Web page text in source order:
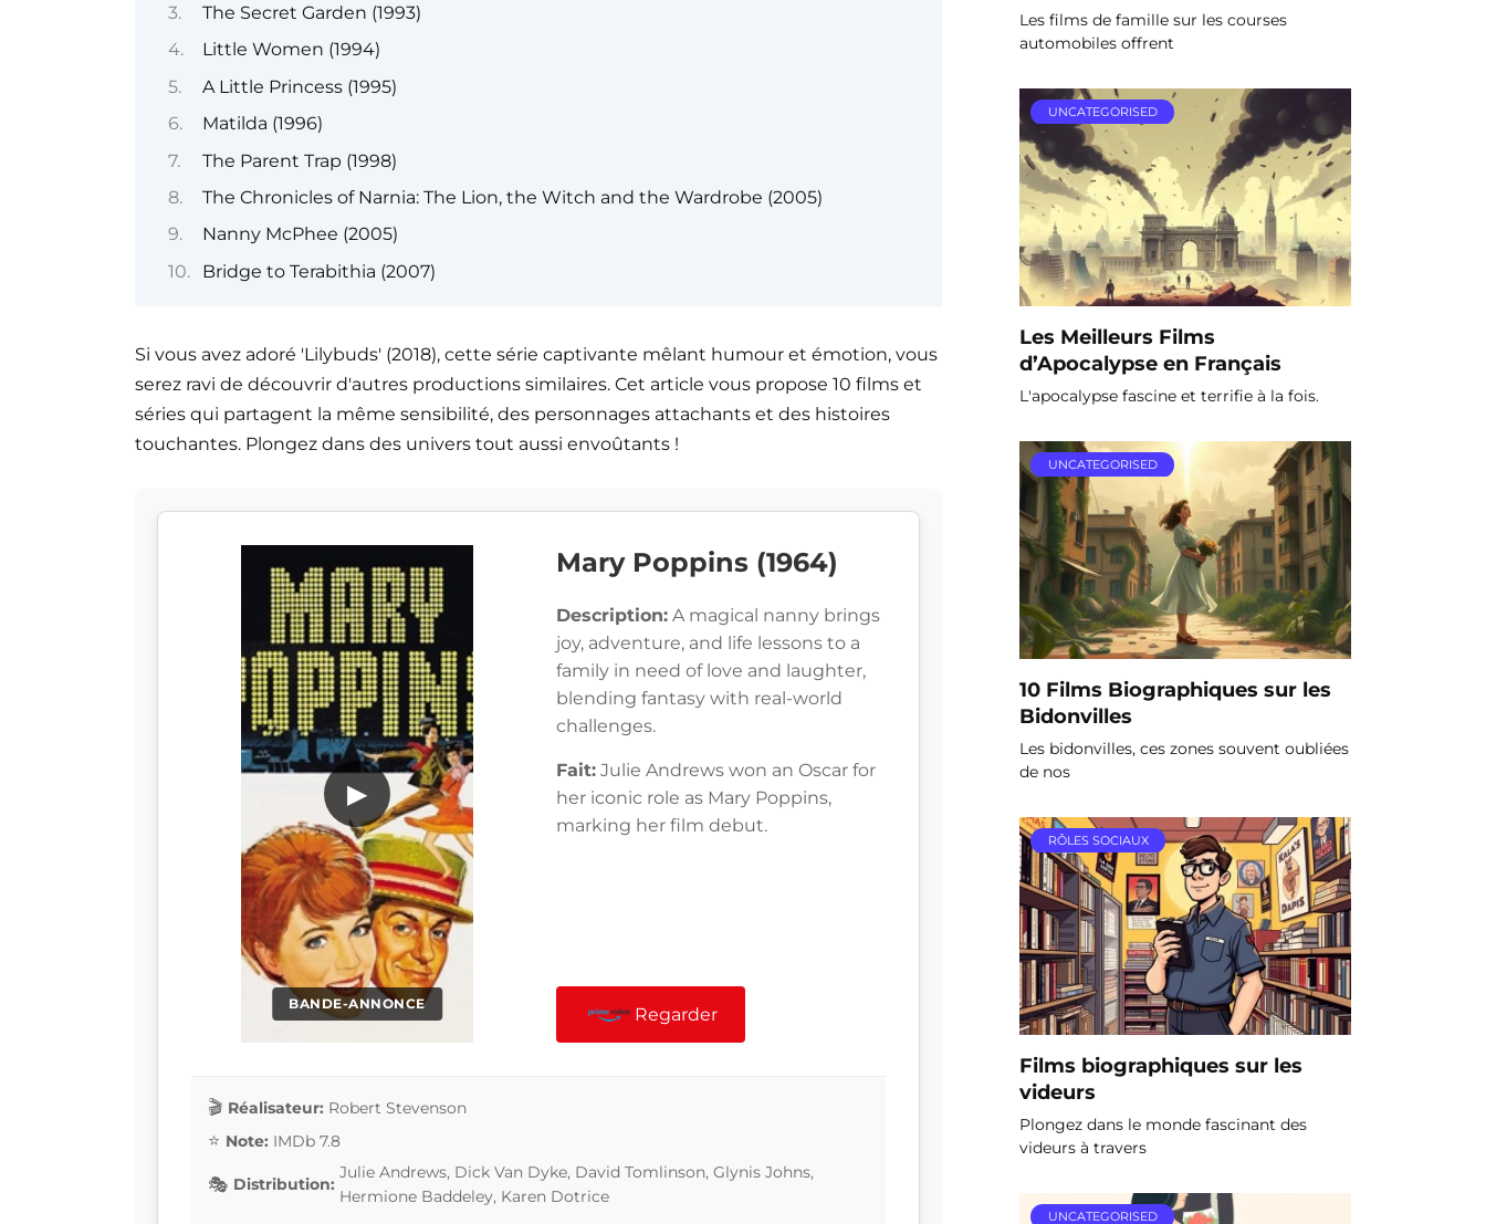
The Secret Garden (1993)
Little Women (1994)
A Little Princess (1995)
Matilda (1996)
The Parent Trap (1998)
The Chronicles of Narnia: The Lion, the Witch and the Wardrobe (2005)
Nanny McPhee (2005)
Bridge to Terabithia (2007)
Si vous avez adoré 'Lilybuds' (2018), cette série captivante mêlant humour et émotion, vous
serez ravi de découvrir d'autres productions similaires. Cet article vous propose 10 films et
séries qui partagent la même sensibilité, des personnages attachants et des histoires
touchantes. Plongez dans des univers tout aussi envoûtants !
BANDE-ANNONCE
▶
Mary Poppins (1964)
Description: A magical nanny brings
joy, adventure, and life lessons to a
family in need of love and laughter,
blending fantasy with real-world
challenges.
Fait: Julie Andrews won an Oscar for
her iconic role as Mary Poppins,
marking her film debut.
Regarder
Réalisateur: Robert Stevenson
Note: IMDb 7.8
Distribution:
Julie Andrews, Dick Van Dyke, David Tomlinson, Glynis Johns,
Hermione Baddeley, Karen Dotrice
Les films de famille sur les courses
automobiles offrent
UNCATEGORISED
Les Meilleurs Films
d’Apocalypse en Français
L'apocalypse fascine et terrifie à la fois.
UNCATEGORISED
10 Films Biographiques sur les
Bidonvilles
Les bidonvilles, ces zones souvent oubliées
de nos
RÔLES SOCIAUX
Films biographiques sur les
videurs
Plongez dans le monde fascinant des
videurs à travers
UNCATEGORISED